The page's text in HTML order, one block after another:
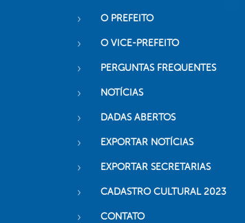
O PREFEITO
O VICE-PREFEITO
PERGUNTAS FREQUENTES
NOTÍCIAS
DADAS ABERTOS
EXPORTAR NOTÍCIAS
EXPORTAR SECRETARIAS
CADASTRO CULTURAL 2023
CONTATO